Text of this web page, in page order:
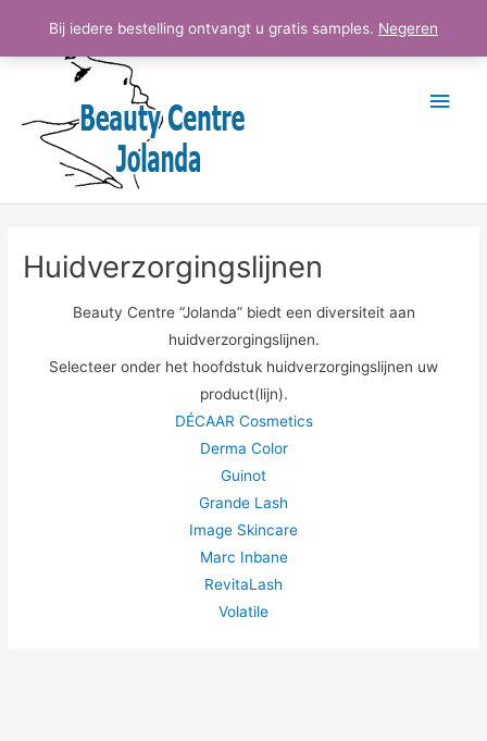
Bij iedere bestelling ontvangt u gratis samples. Negeren
Huidverzorgingslijnen
Beauty Centre “Jolanda” biedt een diversiteit aan
huidverzorgingslijnen.
Selecteer onder het hoofdstuk huidverzorgingslijnen uw
product(lijn).
DÉCAAR Cosmetics
Derma Color
Guinot
Grande Lash
Image Skincare
Marc Inbane
RevitaLash
Volatile